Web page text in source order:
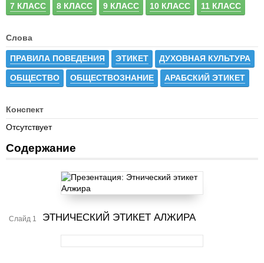
7 КЛАСС 8 КЛАСС 9 КЛАСС 10 КЛАСС 11 КЛАСС
Слова
ПРАВИЛА ПОВЕДЕНИЯ ЭТИКЕТ ДУХОВНАЯ КУЛЬТУРА
ОБЩЕСТВО ОБЩЕСТВОЗНАНИЕ АРАБСКИЙ ЭТИКЕТ
Конспект
Отсутствует
Содержание
Слайд 1 ЭТНИЧЕСКИЙ ЭТИКЕТ АЛЖИРА